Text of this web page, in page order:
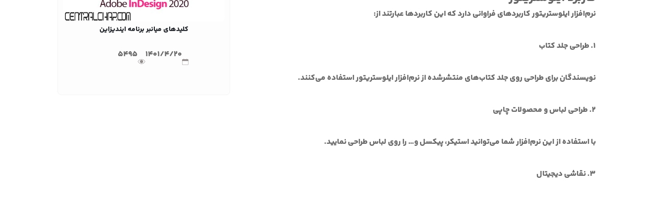
نرم‌افزار ایلوستریتور کاربردهای فراوانی دارد که این کاربردها عبارتند از:
1. طراحی جلد کتاب
نویسندگان برای طراحی روی جلد کتاب‌های منتشرشده از نرم‌افزار ایلوستریتور استفاده می‌کنند.
2. طراحی لباس و محصولات چاپی
با استفاده از این نرم‌افزار شما می‌توانید استیکر، پیکسل و… را روی لباس طراحی نمایید.
3. نقاشی دیجیتال
کلیدهای میانبر برنامه ایندیزاین
1401/4/20
5495